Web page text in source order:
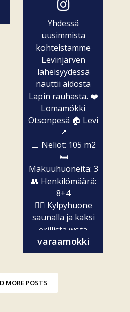
Yhdessä
uusimmista
kohteistamme
Levinjärven
läheisyydessä
nauttii aidosta
Lapin rauhasta. ❤️
Lomamökki
Otsonpesä 🏠 Levi
📍
📐 Neliöt: 105 m2
🛏️
Makuuhuoneita: 3
👥 Henkilömäärä:
8+4
🧖‍♀️ Kylpyhuone
saunalla ja kaksi
erillistä wc:tä
✨...
varaamokki
MORE POSTS